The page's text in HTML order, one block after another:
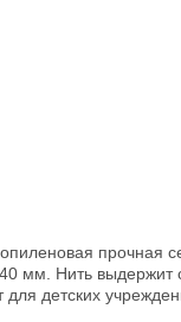
прочная
мм. Нить выдержит
детских